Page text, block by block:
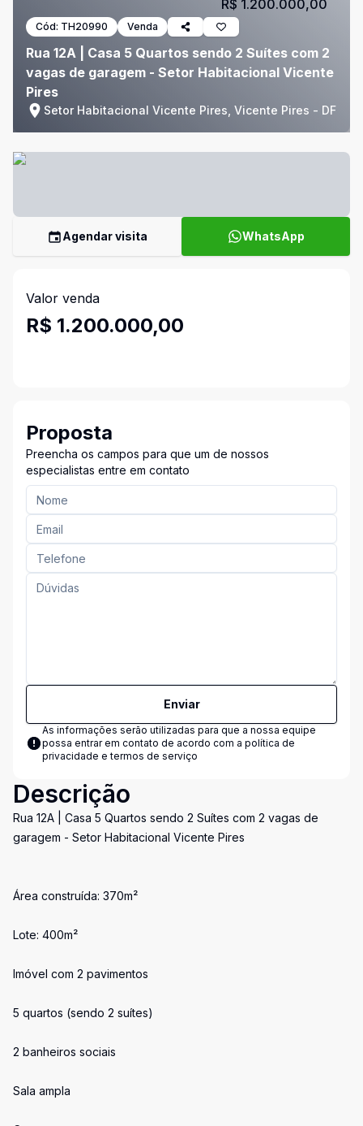
Cód: TH20990 Venda
Rua 12A | Casa 5 Quartos sendo 2 Suítes com 2
vagas de garagem - Setor Habitacional Vicente
Pires
Setor Habitacional Vicente Pires, Vicente Pires - DF
R$ 1.200.000,00
Agendar visita WhatsApp
Valor venda
R$ 1.200.000,00
Proposta
Preencha os campos para que um de nossos
especialistas entre em contato
Enviar
As informações serão utilizadas para que a nossa equipe
possa entrar em contato de acordo com a política de
privacidade e termos de serviço
Descrição
Rua 12A | Casa 5 Quartos sendo 2 Suítes com 2 vagas de
garagem - Setor Habitacional Vicente Pires
Área construída: 370m²
Lote: 400m²
Imóvel com 2 pavimentos
5 quartos (sendo 2 suítes)
2 banheiros sociais
Sala ampla